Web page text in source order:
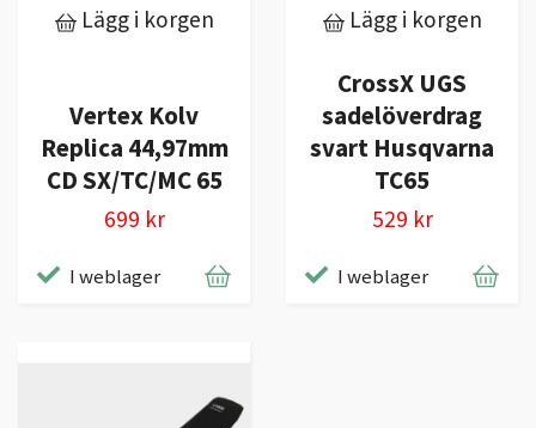
Lägg i korgen
Vertex Kolv
Replica 44,97mm
CD SX/TC/MC 65
699 kr
I weblager
Lägg i korgen
CrossX UGS
sadelöverdrag
svart Husqvarna
TC65
529 kr
I weblager